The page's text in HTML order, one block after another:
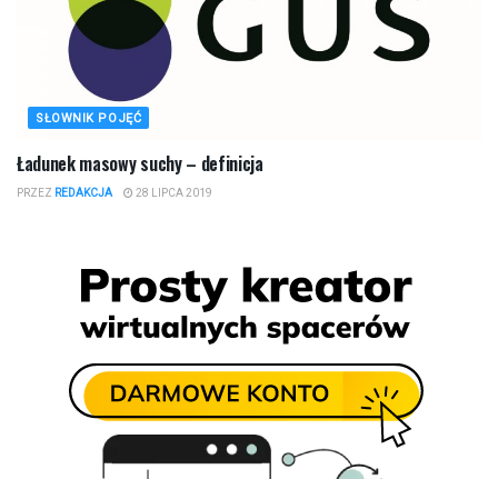
SŁOWNIK POJĘĆ
Ładunek masowy suchy – definicja
PRZEZ REDAKCJA 28 LIPCA 2019